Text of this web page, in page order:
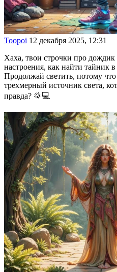
Toopoi 12 декабря 2025, 12:31
Хаха, твои строчки про дождик
настроения, как найти тайник
Продолжай светить, потому
трехмерный источник света,
правда? 🌞💻